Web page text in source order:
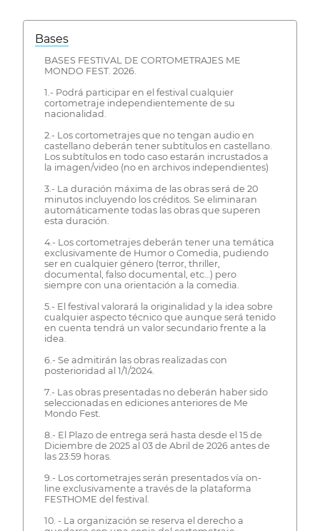
Bases
BASES FESTIVAL DE CORTOMETRAJES ME
MONDO FEST. 2026.
1.- Podrá participar en el festival cualquier
cortometraje independientemente de su
nacionalidad.
2.- Los cortometrajes que no tengan audio en
castellano deberán tener subtítulos en castellano.
Los subtítulos en todo caso estarán incrustados a
la imagen/video (no en archivos independientes)
3.- La duración máxima de las obras será de 20
minutos incluyendo los créditos. Se eliminaran
automáticamente todas las obras que superen
esta duración.
4.- Los cortometrajes deberán tener una temática
exclusivamente de Humor o Comedia, pudiendo
ser en cualquier género (terror, thriller,
documental, falso documental, etc…) pero
siempre con una orientación a la comedia.
5.- El festival valorará la originalidad y la idea sobre
cualquier aspecto técnico que aunque será tenido
en cuenta tendrá un valor secundario frente a la
idea.
6.- Se admitirán las obras realizadas con
posterioridad al 1/1/2024.
7.- Las obras presentadas no deberán haber sido
seleccionadas en ediciones anteriores de Me
Mondo Fest.
8.- El Plazo de entrega será hasta desde el 15 de
Diciembre de 2025 al 03 de Abril de 2026 antes de
las 23:59 horas.
9.- Los cortometrajes serán presentados vía on-
line exclusivamente a través de la plataforma
FESTHOME del festival.
10. - La organización se reserva el derecho a